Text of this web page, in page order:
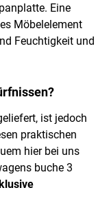
Eine
Möbelelement
Feuchtigkeit und
ist jedoch
praktischen
hier bei uns
buche 3